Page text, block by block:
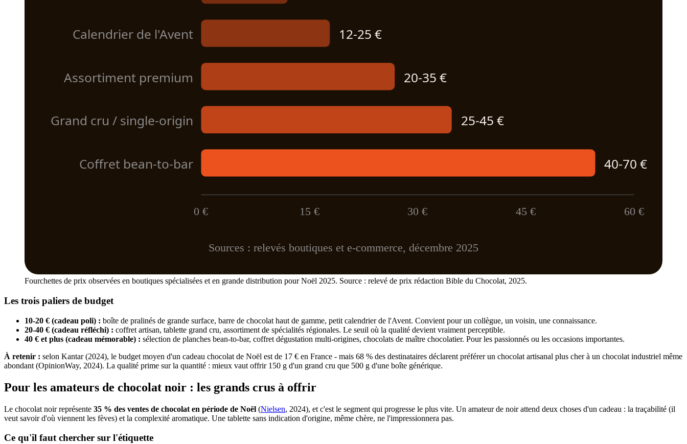
Calendrier de l'Avent 12-25 €
Assortiment premium 20-35 €
Grand cru / single-origin 25-45 €
Coffret bean-to-bar 40-70 €
0 € 15 € 30 € 45 € 60 €
Sources : relevés boutiques et e-commerce, décembre 2025
Fourchettes de prix observées en boutiques spécialisées et en grande distribution pour Noël 2025. Source : relevé de prix rédaction Bible du Chocolat, 2025.
Les trois paliers de budget
10-20 € (cadeau poli) : boîte de pralinés de grande surface, barre de chocolat haut de gamme, petit calendrier de l'Avent. Convient pour un collègue, un voisin, une connaissance.
20-40 € (cadeau réfléchi) : coffret artisan, tablette grand cru, assortiment de spécialités régionales. Le seuil où la qualité devient vraiment perceptible.
40 € et plus (cadeau mémorable) : sélection de planches bean-to-bar, coffret dégustation multi-origines, chocolats de maître chocolatier. Pour les passionnés ou les occasions importantes.
À retenir : selon Kantar (2024), le budget moyen d'un cadeau chocolat de Noël est de 17 € en France - mais 68 % des destinataires déclarent préférer un chocolat artisanal plus cher à un chocolat industriel même
abondant (OpinionWay, 2024). La qualité prime sur la quantité : mieux vaut offrir 150 g d'un grand cru que 500 g d'une boîte générique.
Pour les amateurs de chocolat noir : les grands crus à offrir
Le chocolat noir représente 35 % des ventes de chocolat en période de Noël (Nielsen, 2024), et c'est le segment qui progresse le plus vite. Un amateur de noir attend deux choses d'un cadeau : la traçabilité (il
veut savoir d'où viennent les fèves) et la complexité aromatique. Une tablette sans indication d'origine, même chère, ne l'impressionnera pas.
Ce qu'il faut chercher sur l'étiquette